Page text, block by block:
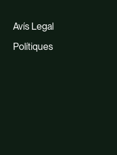
Avís Legal
Polítiques